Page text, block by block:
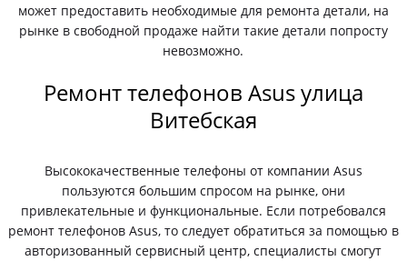
может предоставить необходимые для ремонта детали, на
рынке в свободной продаже найти такие детали попросту
невозможно.
Ремонт телефонов Asus улица
Витебская
Высококачественные телефоны от компании Asus
пользуются большим спросом на рынке, они
привлекательные и функциональные. Если потребовался
ремонт телефонов Asus, то следует обратиться за помощью в
авторизованный сервисный центр, специалисты смогут